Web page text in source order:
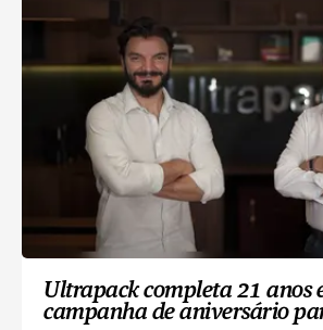
Ultrapack completa 21 anos
campanha de aniversário